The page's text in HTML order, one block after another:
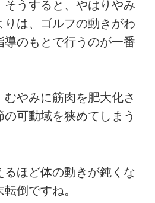
そうすると、やはりやみ
りは、ゴルフの動きがわ
導のもとで行うのが一番
やみに筋肉を肥大化さ
可動域を狭めてしまう
ほど体の動きが鈍くな
倒ですね。